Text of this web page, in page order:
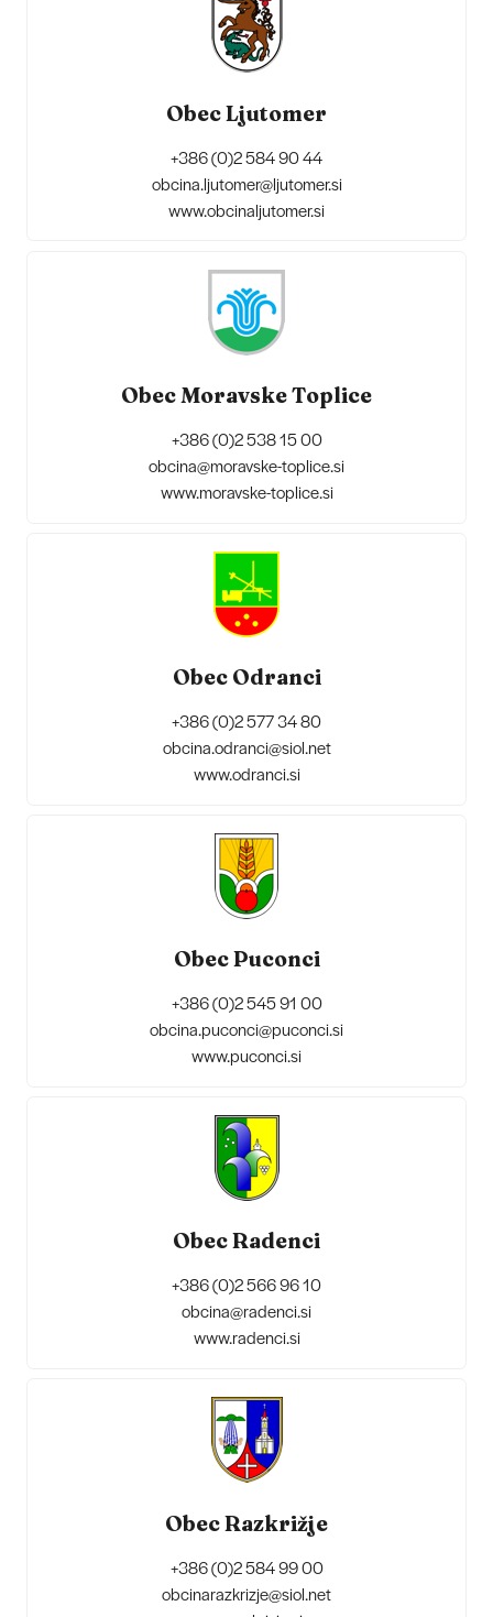
Obec Ljutomer
+386 (0)2 584 90 44
obcina.ljutomer@ljutomer.si
www.obcinaljutomer.si
Obec Moravske Toplice
+386 (0)2 538 15 00
obcina@moravske-toplice.si
www.moravske-toplice.si
Obec Odranci
+386 (0)2 577 34 80
obcina.odranci@siol.net
www.odranci.si
Obec Puconci
+386 (0)2 545 91 00
obcina.puconci@puconci.si
www.puconci.si
Obec Radenci
+386 (0)2 566 96 10
obcina@radenci.si
www.radenci.si
Obec Razkrižje
+386 (0)2 584 99 00
obcinarazkrizje@siol.net